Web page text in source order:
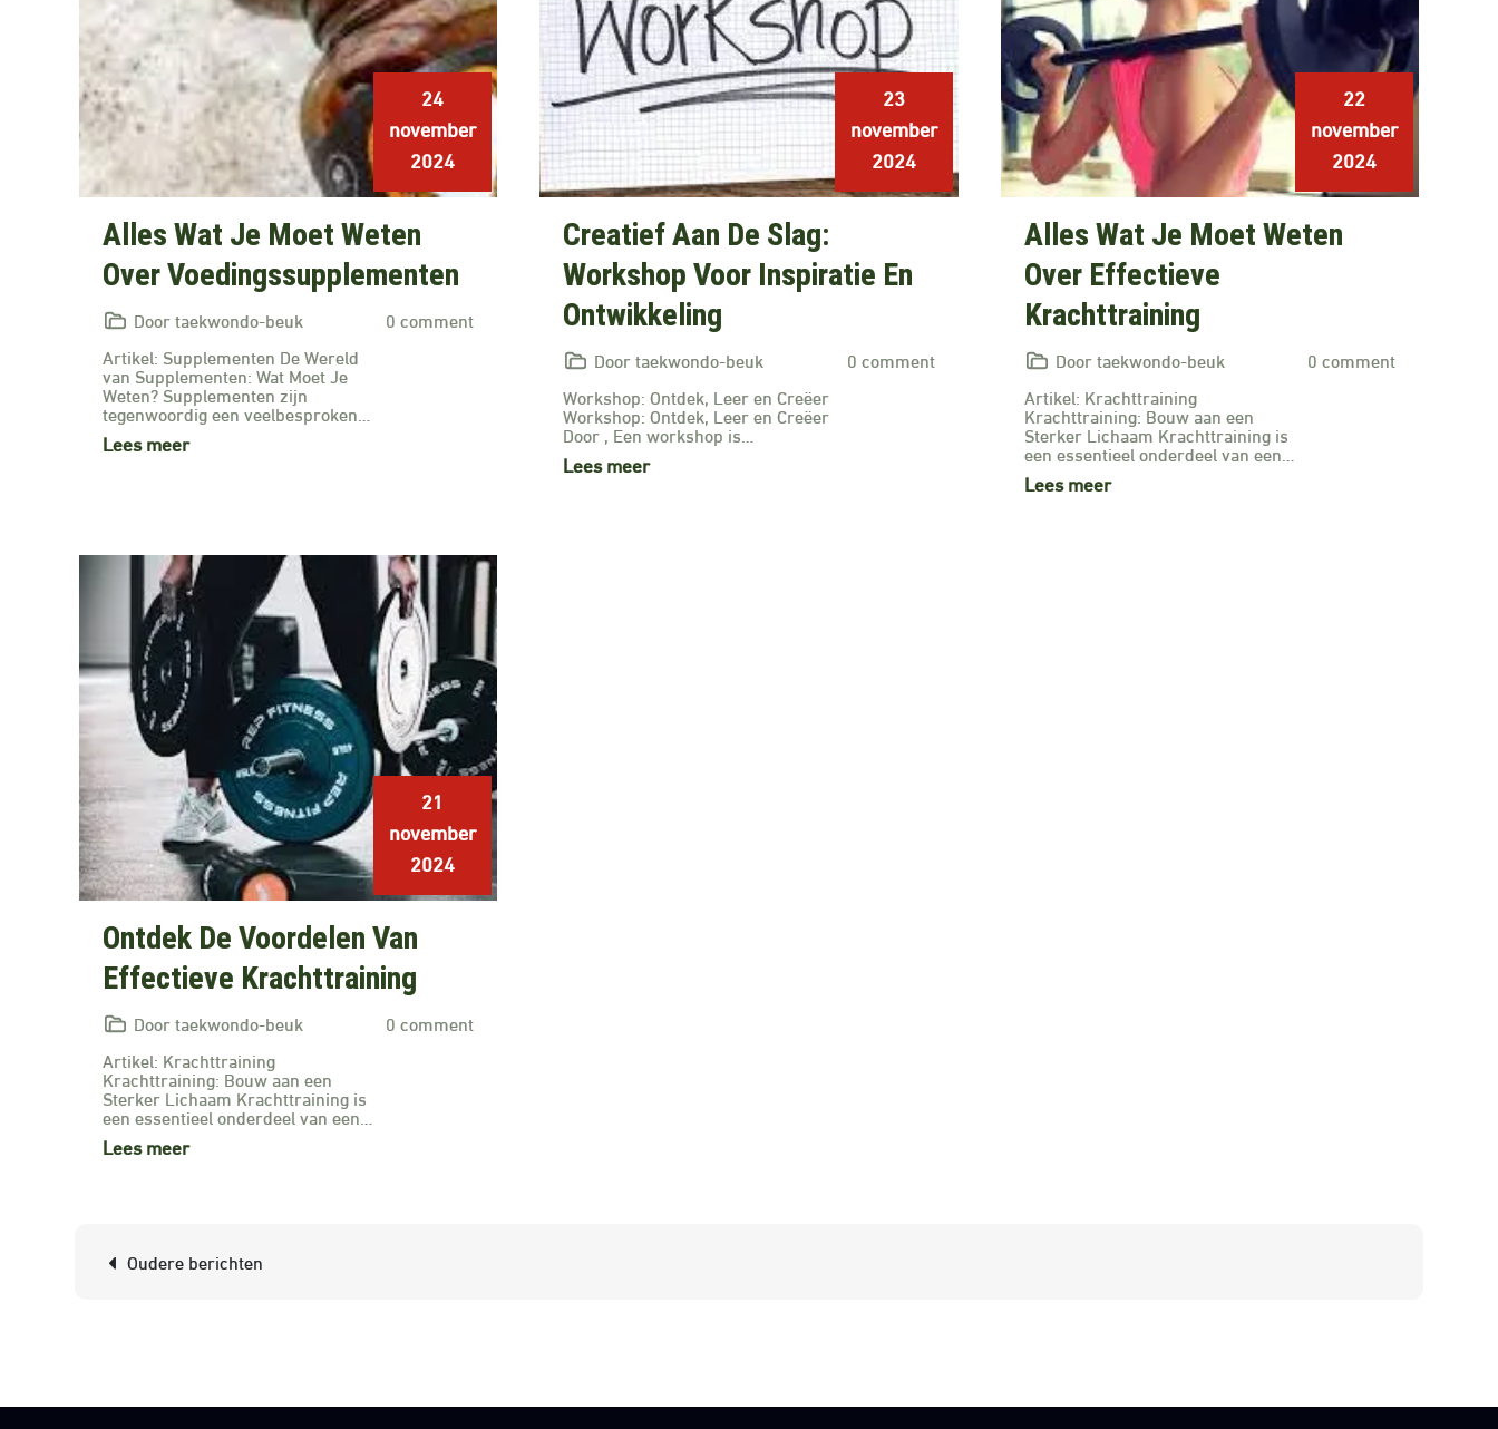
24
november
2024
Alles Wat Je Moet Weten
Over Voedingssupplementen
Door taekwondo-beuk
0 comment
Artikel: Supplementen De Wereld
van Supplementen: Wat Moet Je
Weten? Supplementen zijn
tegenwoordig een veelbesproken…
Lees meer
23
november
2024
Creatief Aan De Slag:
Workshop Voor Inspiratie En
Ontwikkeling
Door taekwondo-beuk
0 comment
Workshop: Ontdek, Leer en Creëer
Workshop: Ontdek, Leer en Creëer
Door , Een workshop is…
Lees meer
22
november
2024
Alles Wat Je Moet Weten
Over Effectieve
Krachttraining
Door taekwondo-beuk
0 comment
Artikel: Krachttraining
Krachttraining: Bouw aan een
Sterker Lichaam Krachttraining is
een essentieel onderdeel van een…
Lees meer
21
november
2024
Ontdek De Voordelen Van
Effectieve Krachttraining
Door taekwondo-beuk
0 comment
Artikel: Krachttraining
Krachttraining: Bouw aan een
Sterker Lichaam Krachttraining is
een essentieel onderdeel van een…
Lees meer
Berichtnavigatie
Oudere berichten